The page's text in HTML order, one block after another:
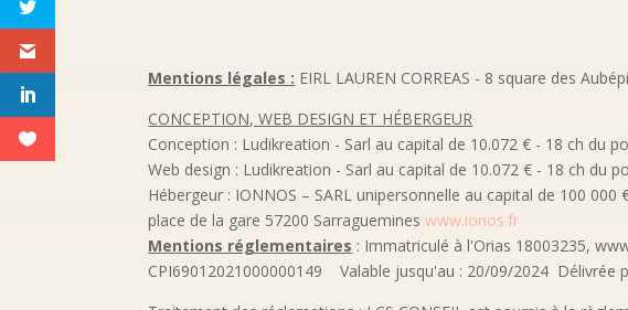
Mentions légales : EIRL LAUREN CORREAS - 8 square des
CONCEPTION, WEB DESIGN ET HÉBERGEUR
Conception : Ludikreation - Sarl au capital de 10.072 € - 18 ch du
Web design : Ludikreation - Sarl au capital de 10.072 € - 18 ch du
Hébergeur : IONNOS – SARL unipersonnelle au capital de 100
place de la gare 57200 Sarraguemineswww.ionos.fr
Mentions réglementaires : Immatriculé à l'Orias 18003235,
CPI69012021000000149 Valable jusqu'au : 20/09/2024 Délivrée